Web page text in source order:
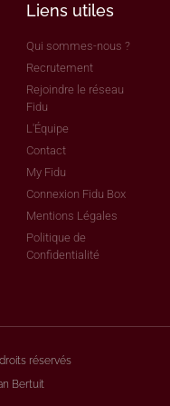
Liens utiles
Qui sommes-nous ?
Recrutement
Rejoindre le réseau
Fidu
L'Équipe
Contact
My Fidu
Connexion Fidu Box
Mentions Légales
Politique de
Confidentialité
réservés
Bertuit